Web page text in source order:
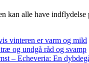
kan alle have
vinteren er varm og mild
og undgå råd og svamp
– Echeveria: En